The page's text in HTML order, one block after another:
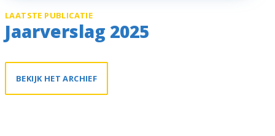
LAATSTE PUBLICATIE
Jaarverslag 2025
BEKIJK HET ARCHIEF